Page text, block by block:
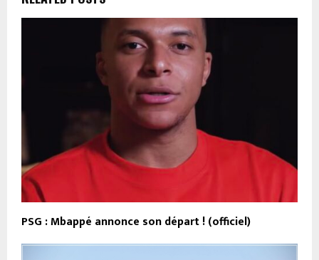
PSG : Mbappé annonce son départ ! (officiel)